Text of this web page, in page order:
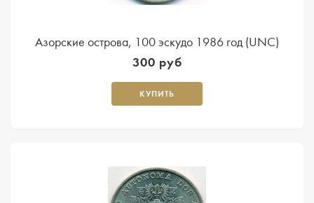
Азорские острова, 100 эскудо 1986 год (UNC)
300 руб
КУПИТЬ